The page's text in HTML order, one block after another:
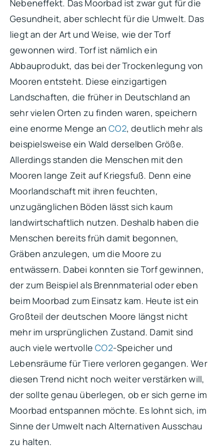
Nebeneffekt. Das Moorbad ist zwar gut für die
Gesundheit, aber schlecht für die Umwelt. Das
liegt an der Art und Weise, wie der Torf
gewonnen wird. Torf ist nämlich ein
Abbauprodukt, das bei der Trockenlegung von
Mooren entsteht. Diese einzigartigen
Landschaften, die früher in Deutschland an
sehr vielen Orten zu finden waren, speichern
eine enorme Menge anCO2, deutlich mehr als
beispielsweise ein Wald derselben Größe.
Allerdings standen die Menschen mit den
Mooren lange Zeit auf Kriegsfuß. Denn eine
Moorlandschaft mit ihren feuchten,
unzugänglichen Böden lässt sich kaum
landwirtschaftlich nutzen. Deshalb haben die
Menschen bereits früh damit begonnen,
Gräben anzulegen, um die Moore zu
entwässern. Dabei konnten sie Torf gewinnen,
der zum Beispiel als Brennmaterial oder eben
beim Moorbad zum Einsatz kam. Heute ist ein
Großteil der deutschen Moore längst nicht
mehr im ursprünglichen Zustand. Damit sind
auch viele wertvolleCO2-Speicher und
Lebensräume für Tiere verloren gegangen. Wer
diesen Trend nicht noch weiter verstärken will,
der sollte genau überlegen, ob er sich gerne im
Moorbad entspannen möchte. Es lohnt sich, im
Sinne der Umwelt nach Alternativen Ausschau
zu halten.